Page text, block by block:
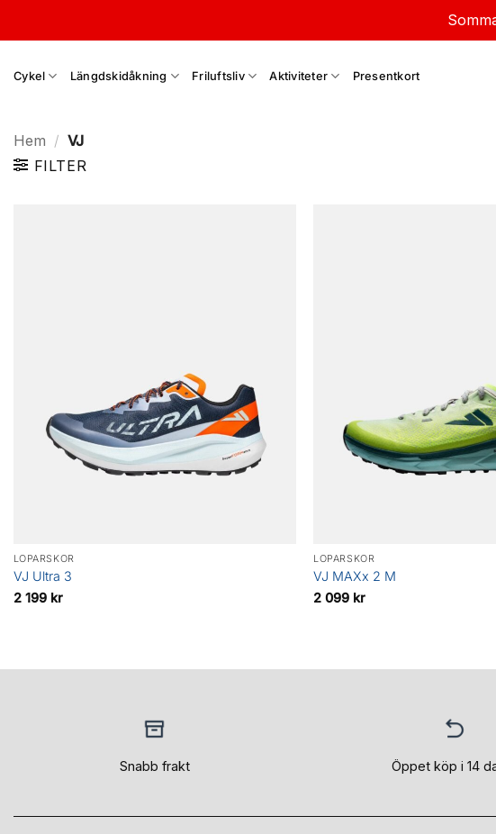
Cykel Längdskidåkning Friluftsliv Aktiviteter Presentkort
Hem / VJ
FILTER
LÖPARSKOR
VJ Ultra 3
2 199 kr
LÖPARSKOR
VJ MAXx 2 M
2 099 kr
Snabb frakt Öppet köp i 14